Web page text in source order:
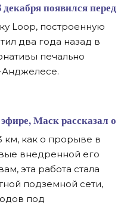
появился перед
Loop, построенную
два года назад в
печально
Анджелесе.
Маск рассказал о
км, как о прорыве в
внедренной его
эта работа стала
подземной сети,
под